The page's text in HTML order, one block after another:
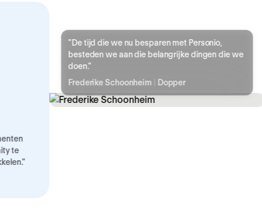
te
"
De tijd die we nu besparen met Personio,
besteden we aan die belangrijke dingen die we
doen."
Frederike Schoonheim|Dopper